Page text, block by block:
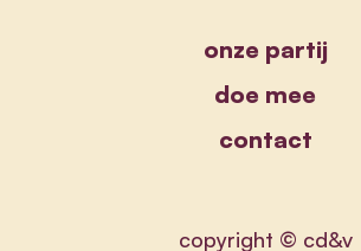
onze partij
doe mee
contact
copyright © cd&v